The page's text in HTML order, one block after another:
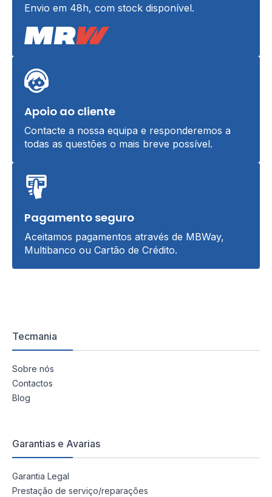
Envio em 48h, com stock disponível.
Apoio ao cliente
Contacte a nossa equipa e responderemos a
todas as questões o mais breve possível.
Pagamento seguro
Aceitamos pagamentos através de MBWay,
Multibanco ou Cartão de Crédito.
Tecmania
Sobre nós
Contactos
Blog
Garantias e Avarias
Garantia Legal
Prestação de serviço/reparações